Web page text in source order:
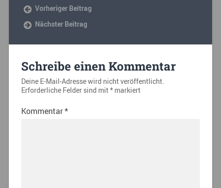
Vorheriger Beitrag
Nächster Beitrag
Schreibe einen Kommentar
Deine E-Mail-Adresse wird nicht veröffentlicht.
Erforderliche Felder sind mit*markiert
Kommentar*